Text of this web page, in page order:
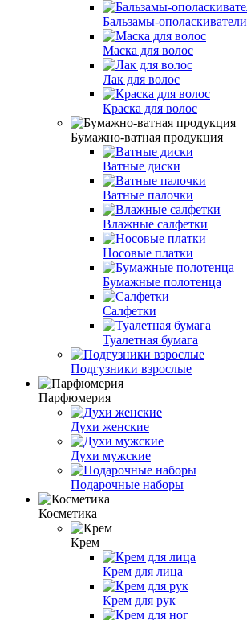
Бальзамы-ополаскиватели
Маска для волос
Лак для волос
Краска для волос
Бумажно-ватная продукция
Ватные диски
Ватные палочки
Влажные салфетки
Носовые платки
Бумажные полотенца
Салфетки
Туалетная бумага
Подгузники взрослые
Парфюмерия
Духи женские
Духи мужские
Подарочные наборы
Косметика
Крем
Крем для лица
Крем для рук